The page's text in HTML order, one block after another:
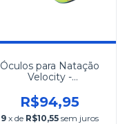
Óculos para Natação
Velocity -
R$94,95
9 x de R$10,55 sem juros